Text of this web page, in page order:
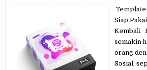
Siap
Kembali
semakin
orang
Sosial,